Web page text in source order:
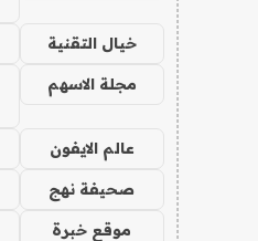
خيال التقنية
مجلة الاسهم
عالم الايفون
صحيفة نهج
موقع خبرة